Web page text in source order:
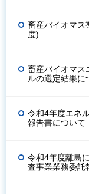
畜産バイオマス
度)
畜産バイオマス
ルの選定結果に
令和4年度エネ
報告書について
令和4年度離島
査事業業務委託